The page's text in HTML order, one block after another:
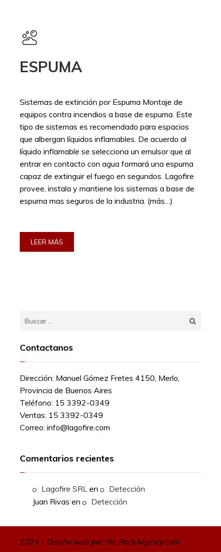
ESPUMA
Sistemas de extinción por Espuma Montaje de
equipos contra incendios a base de espuma. Este
tipo de sistemas es recomendado para espacios
que albergan líquidos inflamables. De acuerdo al
líquido inflamable se selecciona un emulsor que al
entrar en contacto con agua formará una espuma
capaz de extinguir el fuego en segundos. Lagofire
provee, instala y mantiene los sistemas a base de
espuma mas seguros de la industria. (más…)
LEER MÁS
Buscar:
Contactanos
Dirección: Manuel Gómez Fretes 4150, Merlo,
Provincia de Buenos Aires
Teléfono: 15 3392-0349
Ventas: 15 3392-0349
Correo: info@lagofire.com
Comentarios recientes
Lagofire SRL en
Detección
Juan Rivas en Detección
2024 - Diseño web por: YouRockAgency.com